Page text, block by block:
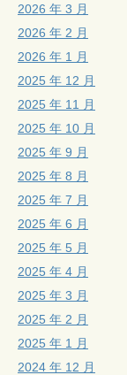
2026 年 3 月
2026 年 2 月
2026 年 1 月
2025 年 12 月
2025 年 11 月
2025 年 10 月
2025 年 9 月
2025 年 8 月
2025 年 7 月
2025 年 6 月
2025 年 5 月
2025 年 4 月
2025 年 3 月
2025 年 2 月
2025 年 1 月
2024 年 12 月